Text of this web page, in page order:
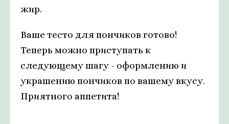
жир.
Ваше тесто для пончиков готово!
Теперь можно приступать к
следующему шагу - оформлению и
украшению пончиков по вашему вкусу.
Приятного аппетита!